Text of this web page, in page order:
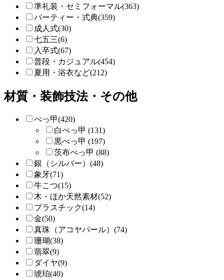
準礼装・セミフォーマル(363)
パーティー・式典(359)
成人式(30)
七五三(6)
入卒式(67)
普段・カジュアル(454)
夏用・浴衣など(212)
材質・装飾技法・その他
べっ甲(420)
白べっ甲 (131)
黒べっ甲 (197)
茨布べっ甲 (88)
銀（シルバー）(48)
象牙(71)
牛こつ(15)
木・ほか天然素材(52)
プラスチック(14)
金(50)
真珠（アコヤパール）(74)
珊瑚(38)
翡翠(9)
ダイヤ(9)
琥珀(40)